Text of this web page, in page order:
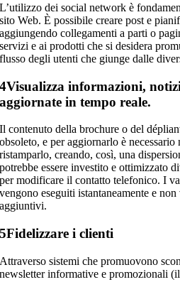
L’utilizzo dei social network è
sito Web. È possibile creare post e
aggiungendo collegamenti a parti o
servizi e ai prodotti che si desidera
flusso degli utenti che giunge dalle
4Visualizza informazioni,
aggiornate in tempo reale.
Il contenuto della brochure o del
obsoleto, e per aggiornarlo è
ristamparlo, creando, così, una
potrebbe essere investito e ottimizzato
per modificare il contatto telefonico. I
vengono eseguiti istantaneamente e
aggiuntivi.
5Fidelizzare i clienti
Attraverso sistemi che promuovono
newsletter informative e promozionali